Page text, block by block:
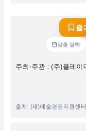
즐
맞춤 달력
주최·주관 : (주)플레이
출처: (재)예술경영지원센